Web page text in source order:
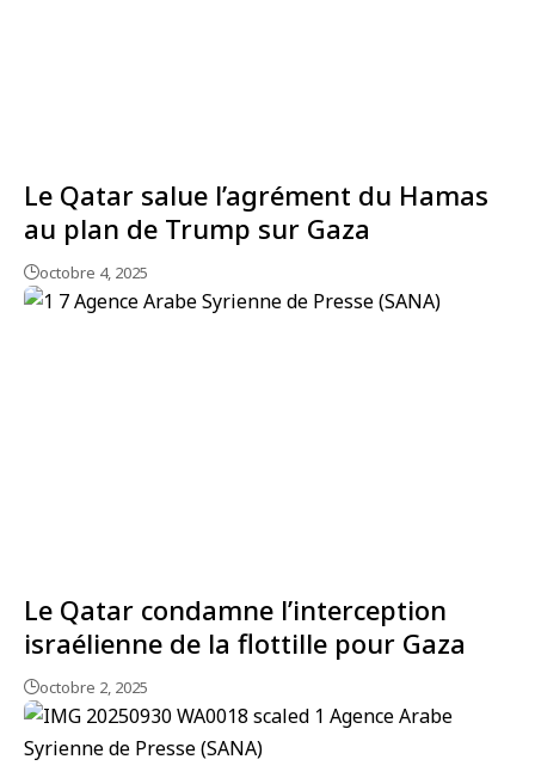
Le Qatar salue l’agrément du Hamas
au plan de Trump sur Gaza
octobre 4, 2025
Le Qatar condamne l’interception
israélienne de la flottille pour Gaza
octobre 2, 2025